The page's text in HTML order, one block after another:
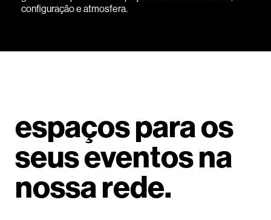
configuração e atmosfera.
espaços para os
seus eventos na
nossa rede.